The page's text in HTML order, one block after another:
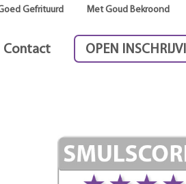
Gefrituurd Met Goud Bekroond
Contact OPEN